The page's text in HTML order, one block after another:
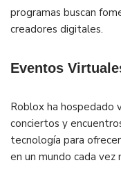
programas buscan
creadores digitales.
Eventos
Roblox ha hospedado
conciertos y
tecnología para
en un mundo cada vez